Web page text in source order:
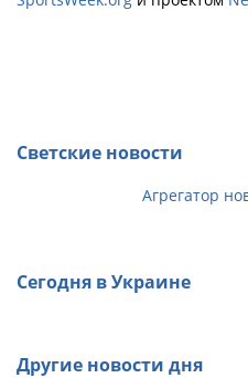
Светские новости
Агрегатор
Сегодня в Украине
Другие новости дня